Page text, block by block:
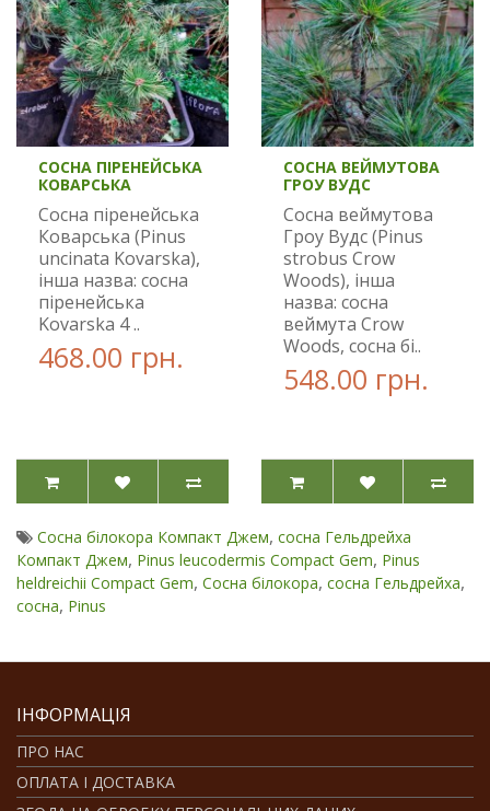
СОСНА ПІРЕНЕЙСЬКА
КОВАРСЬКА
Сосна піренейська
Коварська (Pinus
uncinata Kovarska),
інша назва: сосна
піренейська
Kovarska 4 ..
468.00 грн.
СОСНА ВЕЙМУТОВА
ГРОУ ВУДС
Сосна веймутова
Гроу Вудс (Pinus
strobus Crow
Woods), інша
назва: сосна
веймута Crow
Woods, сосна бі..
548.00 грн.
Сосна білокора Компакт Джем, сосна Гельдрейха
Компакт Джем, Pinus leucodermis Compact Gem, Pinus
heldreichii Compact Gem, Сосна білокора, сосна Гельдрейха,
сосна, Pinus
ІНФОРМАЦІЯ
ПРО НАС
ОПЛАТА І ДОСТАВКА